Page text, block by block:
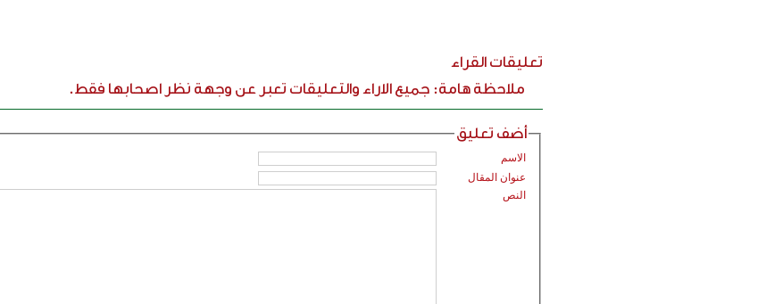
تعليقات القراء
ملاحظة هامة: جميع الاراء والتعليقات تعبر عن وجهة نظر اصحابها فقط.
أضف تعليق
الاسم
عنوان المقال
النص